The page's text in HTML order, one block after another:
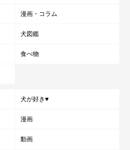
漫画・コラム
犬図鑑
食べ物
犬が好き♥
漫画
動画